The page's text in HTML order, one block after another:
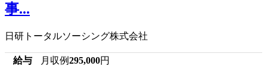
事...
日研トータルソーシング株式会社
給与 月収例295,000円